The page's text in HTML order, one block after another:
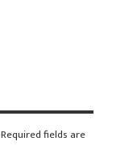
fields are